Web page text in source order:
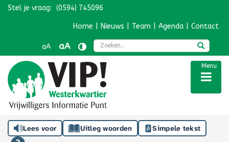
Navigatie overslaan
Stel je vraag: (0594) 745096
Home Nieuws Team Agenda Contact
aA aA
Menu
Lees voor Uitleg woorden Simpele tekst